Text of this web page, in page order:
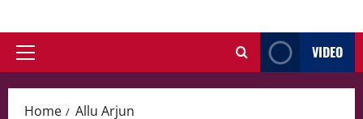
to
contentPrimary
VIDEO
Home Allu Arjun